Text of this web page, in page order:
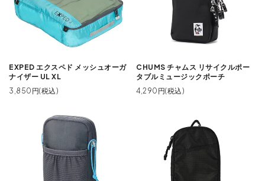
EXPED エクスペド メッシュオーガ
ナイザー UL XL
3,850円(税込)
CHUMS チャムス リサイクルポー
タブルミュージックポーチ
4,290円(税込)